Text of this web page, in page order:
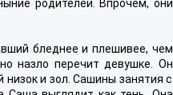
родителей. Впрочем, они
бледнее и плешивее, чем
назло перечит девушке. Он
и зол. Сашины занятия с